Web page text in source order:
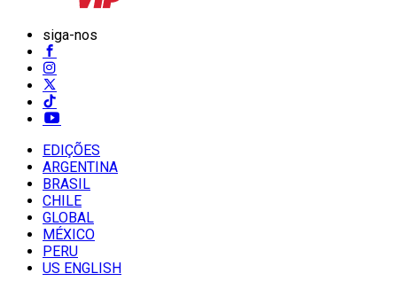
siga-nos
EDIÇÕES
ARGENTINA
BRASIL
CHILE
GLOBAL
MÉXICO
PERU
US ENGLISH